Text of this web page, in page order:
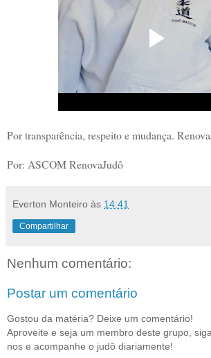
Por transparência, respeito e mudança.
Por: ASCOM RenovaJudô
Everton Monteiro às 14:41
Compartilhar
Nenhum comentário:
Postar um comentário
Gostou da matéria? Deixe um comentário!
Aproveite e seja um membro deste grupo,
nos e acompanhe o judô diariamente!